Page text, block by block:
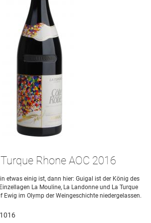
Rhone AOC 2016
etwas einig ist, dann hier: Guigal ist der König des
La Mouline, La Landonne und La Turque
Ewig im Olymp der Weingeschichte niedergelassen.